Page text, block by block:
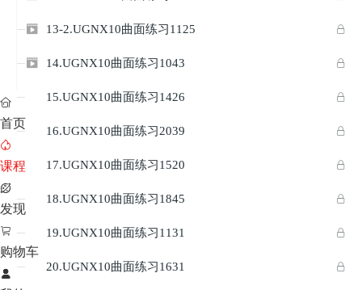

 13-2.UGNX10曲面练习1125

 14.UGNX10曲面练习1043

15.UGNX10曲面练习1426

16.UGNX10曲面练习2039

17.UGNX10曲面练习1520

18.UGNX10曲面练习1845

19.UGNX10曲面练习1131

20.UGNX10曲面练习1631

首页

课程

发现

购物车
